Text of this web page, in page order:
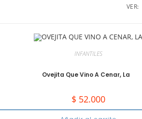
VER:
INFANTILES
Ovejita Que Vino A Cenar, La
$ 52.000